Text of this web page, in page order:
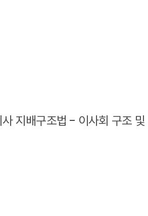
지배구조법 - 이사회 구조 및